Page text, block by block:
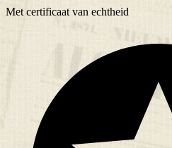
Met certificaat van echtheid